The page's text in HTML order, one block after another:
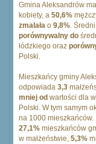
Gmina Aleksandrów ma
kobiety, a 50,6%
zmalała o 9,8%.
porównywalny do
łódzkiego oraz
Polski.
Mieszkańcy gminy
odpowiada 3,3
mniej od wartości dla
Polski. W tym samym
na 1000 mieszkańców.
27,1% mieszkańców
w małżeństwie, 5,3%